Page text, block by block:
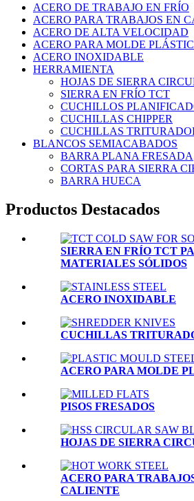
ACERO DE TRABAJO EN FRÍO
ACERO PARA TRABAJOS EN
ACERO DE ALTA VELOCIDAD
ACERO PARA MOLDE
ACERO INOXIDABLE
HERRAMIENTA
HOJAS DE SIERRA
SIERRA EN FRÍO TCT
CUCHILLOS
CUCHILLAS CHIPPER
CUCHILLAS
BLANCOS SEMIACABADOS
BARRA PLANA FRESADA
CORTAS PARA SIERRA
BARRA HUECA
Productos Destacados
SIERRA EN FRÍO TCT
MATERIALES SÓLIDOS
ACERO INOXIDABLE
CUCHILLAS
ACERO PARA MOLDE
PISOS FRESADOS
HOJAS DE SIERRA
ACERO PARA
CALIENTE